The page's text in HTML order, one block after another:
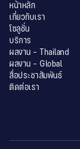
หน้าหลัก
เกี่ยวกับเรา
โซลูชั่น
บริการ
ผลงาน - Thailand
ผลงาน - Global
สื่อประชาสัมพันธ์
ติดต่อเรา